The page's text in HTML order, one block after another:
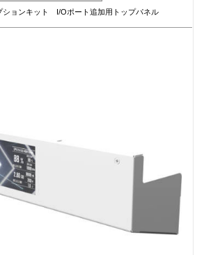
ションキット I/Oポート追加用トップパネル